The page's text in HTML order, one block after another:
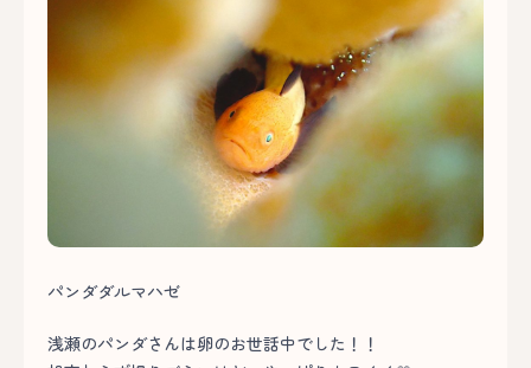
パンダダルマハゼ
浅瀬のパンダさんは卵のお世話中でした！！